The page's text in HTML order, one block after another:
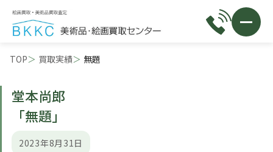
TOP 買取実績 無題
堂本尚郎
「無題」
2023年8月31日